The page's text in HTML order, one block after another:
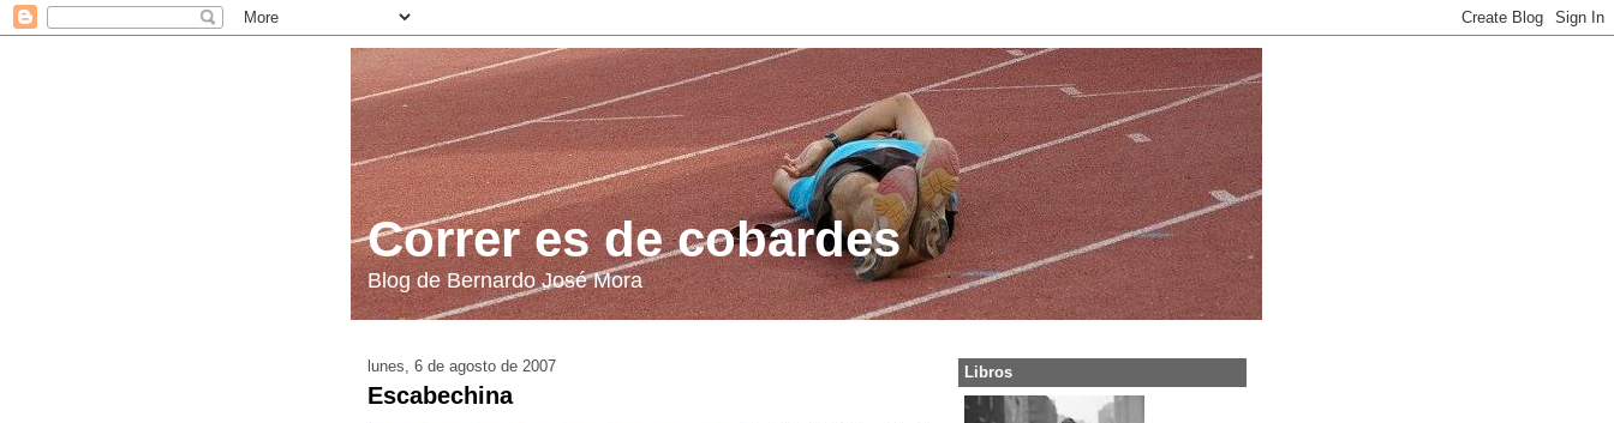
Correr es de cobardes
Blog de Bernardo José Mora
lunes, 6 de agosto de 2007
Escabechina
Libros